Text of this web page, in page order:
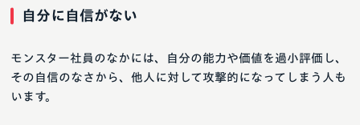
自分に自信がない
モンスター社員のなかには、自分の能力や価値を過小評価し、
その自信のなさから、他人に対して攻撃的になってしまう人も
います。